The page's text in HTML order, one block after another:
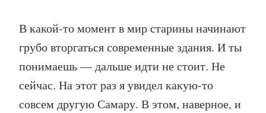
В какой-то момент в мир старины начинают
грубо вторгаться современные здания. И ты
понимаешь — дальше идти не стоит. Не
сейчас. На этот раз я увидел какую-то
совсем другую Самару. В этом, наверное, и